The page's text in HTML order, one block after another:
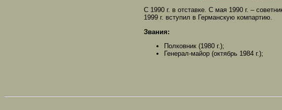
C 1990 г. в отставке. С мая 1990 г. –
1999 г. вступил в Германскую компартию.
Звания:
Полковник (1980 г.);
Генерал-майор (октябрь 1984 г.);